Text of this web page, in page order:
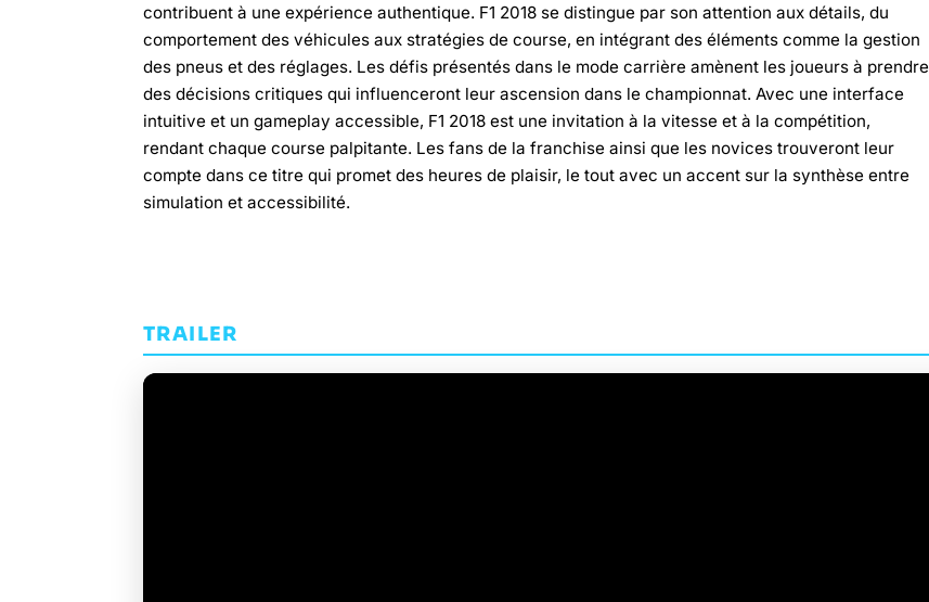
contribuent à une expérience authentique. F1 2018 se distingue par son attention aux détails, du
comportement des véhicules aux stratégies de course, en intégrant des éléments comme la gestion
des pneus et des réglages. Les défis présentés dans le mode carrière amènent les joueurs à prendre
des décisions critiques qui influenceront leur ascension dans le championnat. Avec une interface
intuitive et un gameplay accessible, F1 2018 est une invitation à la vitesse et à la compétition,
rendant chaque course palpitante. Les fans de la franchise ainsi que les novices trouveront leur
compte dans ce titre qui promet des heures de plaisir, le tout avec un accent sur la synthèse entre
simulation et accessibilité.
TRAILER